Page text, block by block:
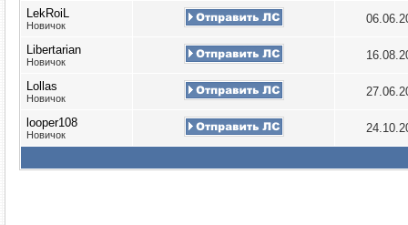
LekRoiL
Новичок
Libertarian
Новичок
Lollas
Новичок
looper108
Новичок